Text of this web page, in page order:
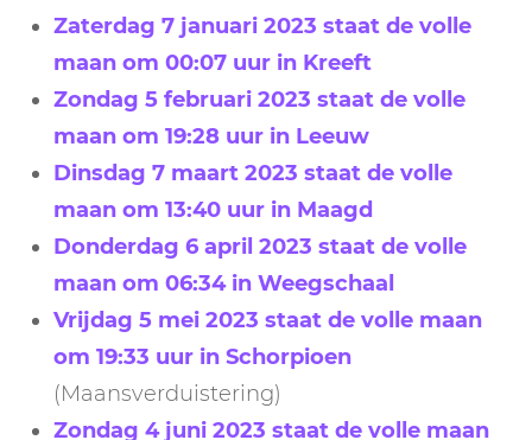
Zaterdag 7 januari 2023 staat de volle
maan om 00:07 uur in Kreeft
Zondag 5 februari 2023 staat de volle
maan om 19:28 uur in Leeuw
Dinsdag 7 maart 2023 staat de volle
maan om 13:40 uur in Maagd
Donderdag 6 april 2023 staat de volle
maan om 06:34 in Weegschaal
Vrijdag 5 mei 2023 staat de volle maan
om 19:33 uur in Schorpioen
(Maansverduistering)
Zondag 4 juni 2023 staat de volle maan